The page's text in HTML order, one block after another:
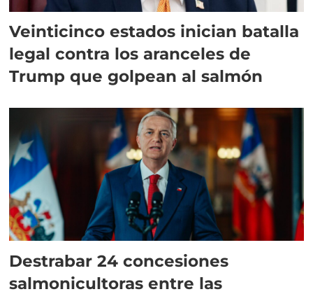
Veinticinco estados inician batalla
legal contra los aranceles de
Trump que golpean al salmón
Destrabar 24 concesiones
salmonicultoras entre las